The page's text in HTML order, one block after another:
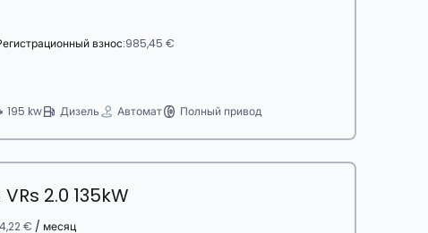
взнос:985,45 €
195 kw Дизель Автомат Полный привод
2.0 135kW
€ / месяц